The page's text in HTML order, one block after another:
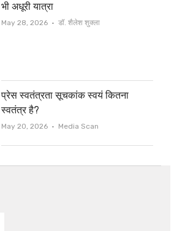
भी अधूरी यात्रा
May 28, 2026 Author
डॉ. शैलेश शुक्ला
प्रेस स्वतंत्रता सूचकांक स्वयं कितना
स्वतंत्र है?
May 20, 2026 Author
Media Scan